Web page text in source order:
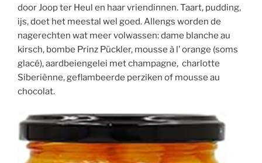
door Joop ter Heul en haar vriendinnen. Taart, pudding,
ijs, doet het meestal wel goed. Allengs worden de
nagerechten wat meer volwassen: dame blanche au
kirsch, bombe Prinz Pückler, mousse à l’ orange (soms
glacé), aardbeiengelei met champagne, charlotte
Siberiènne, geflambeerde perziken of mousse au
chocolat.